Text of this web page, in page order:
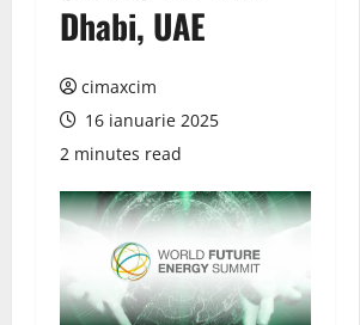
Dhabi, UAE
cimaxcim
16 ianuarie 2025
2 minutes read